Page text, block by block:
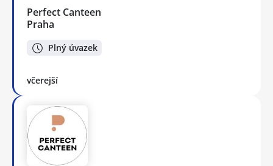
Perfect Canteen
Praha
Plný úvazek
včerejší